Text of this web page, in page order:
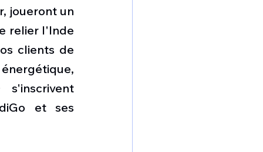
joueront un
relier l'Inde
clients de
et ses